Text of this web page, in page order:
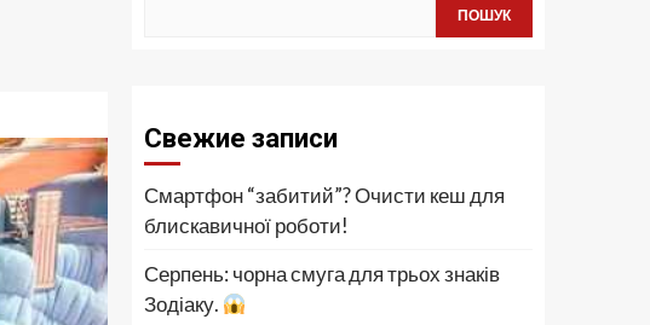
ПОШУК
Свежие записи
Смартфон “забитий”? Очисти кеш для
блискавичної роботи!
Серпень: чорна смуга для трьох знаків
Зодіаку.